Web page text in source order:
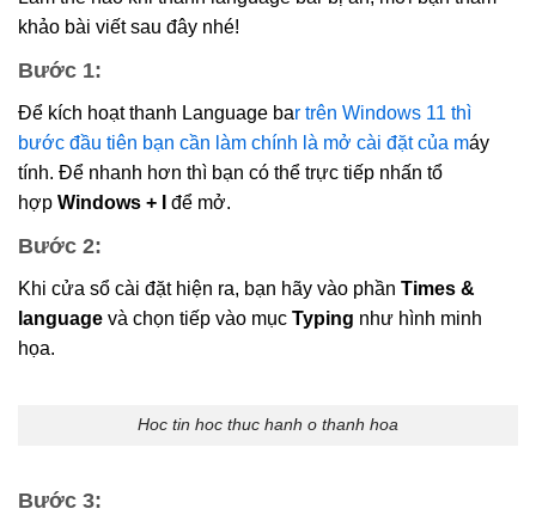
khảo bài viết sau đây nhé!
Bước 1:
Để kích hoạt thanh Language bar trên Windows 11 thì
bước đầu tiên bạn cần làm chính là mở cài đặt của máy
tính. Để nhanh hơn thì bạn có thể trực tiếp nhấn tổ
hợp Windows + I để mở.
Bước 2:
Khi cửa sổ cài đặt hiện ra, bạn hãy vào phần Times &
language và chọn tiếp vào mục Typing như hình minh
họa.
Hoc tin hoc thuc hanh o thanh hoa
Bước 3: